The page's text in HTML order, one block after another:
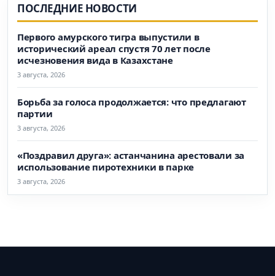
ПОСЛЕДНИЕ НОВОСТИ
Первого амурского тигра выпустили в
исторический ареал спустя 70 лет после
исчезновения вида в Казахстане
3 августа, 2026
Борьба за голоса продолжается: что предлагают
партии
3 августа, 2026
«Поздравил друга»: астанчанина арестовали за
использование пиротехники в парке
3 августа, 2026